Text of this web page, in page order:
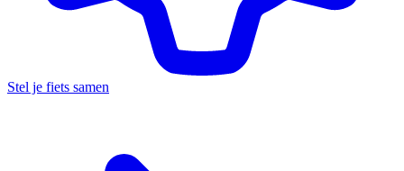
Stel je fiets samen